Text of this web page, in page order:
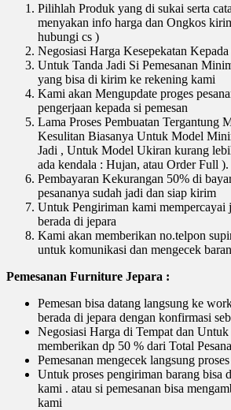
Pilihlah Produk yang di sukai serta
menyakan info harga dan Ongkos
hubungi cs )
Negosiasi Harga Kesepekatan
Untuk Tanda Jadi Si Pemesanan
yang bisa di kirim ke rekening kami
Kami akan Mengupdate proges
pengerjaan kepada si pemesan
Lama Proses Pembuatan Tergantung
Kesulitan Biasanya Untuk Model
Jadi , Untuk Model Ukiran kurang
ada kendala : Hujan, atau Order Full ).
Pembayaran Kekurangan 50% di
pesananya sudah jadi dan siap kirim
Untuk Pengiriman kami mempercayai
berada di jepara
Kami akan memberikan no.telpon
untuk komunikasi dan mengecek
Pemesanan Furniture Jepara :
Pemesan bisa datang langsung ke
berada di jepara dengan konfirmasi
Negosiasi Harga di Tempat dan Untuk
memberikan dp 50 % dari Total
Pemesanan mengecek langsung
Untuk proses pengiriman barang bisa
kami . atau si pemesanan bisa
kami